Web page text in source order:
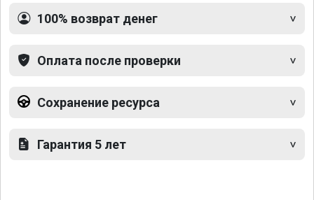
100% возврат денег
Оплата после проверки
Сохранение ресурса
Гарантия 5 лет